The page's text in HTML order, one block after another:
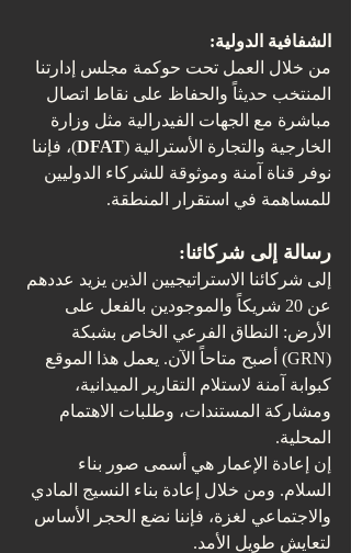
الشفافية الدولية:
من خلال العمل تحت حوكمة مجلس إدارتنا
المنتخب حديثاً والحفاظ على نقاط اتصال
مباشرة مع الجهات الفيدرالية مثل وزارة
الخارجية والتجارة الأسترالية (DFAT)، فإننا
نوفر قناة آمنة وموثوقة للشركاء الدوليين
للمساهمة في استقرار المنطقة.
رسالة إلى شركائنا:
إلى شركائنا الاستراتيجيين الذين يزيد عددهم
عن 20 شريكاً والموجودين بالفعل على
الأرض: النطاق الفرعي الخاص بشبكة
(GRN) أصبح متاحاً الآن. يعمل هذا الموقع
كبوابة آمنة لاستلام التقارير الميدانية،
ومشاركة المستندات، وطلبات الاهتمام
المحلية.
إن إعادة الإعمار هي أسمى صور بناء
السلام. ومن خلال إعادة بناء النسيج المادي
والاجتماعي لغزة، فإننا نضع الحجر الأساس
لتعايش طويل الأمد.